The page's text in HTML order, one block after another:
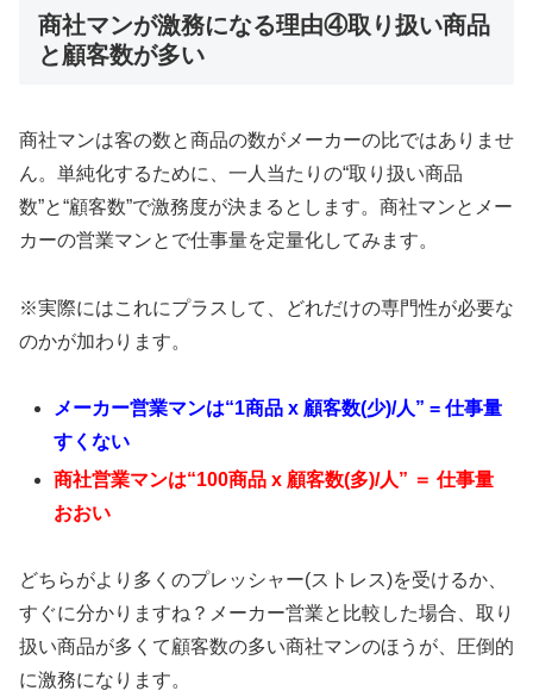
商社マンが激務になる理由④取り扱い商品
と顧客数が多い
商社マンは客の数と商品の数がメーカーの比ではありませ
ん。単純化するために、一人当たりの“取り扱い商品
数”と“顧客数”で激務度が決まるとします。商社マンとメー
カーの営業マンとで仕事量を定量化してみます。
※実際にはこれにプラスして、どれだけの専門性が必要な
のかが加わります。
メーカー営業マンは“1商品 x 顧客数(少)/人” = 仕事量
すくない
商社営業マンは“100商品 x 顧客数(多)/人” ＝ 仕事量
おおい
どちらがより多くのプレッシャー(ストレス)を受けるか、
すぐに分かりますね？メーカー営業と比較した場合、取り
扱い商品が多くて顧客数の多い商社マンのほうが、圧倒的
に激務になります。